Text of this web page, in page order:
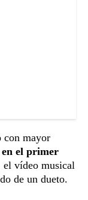
con mayor
en el primer
el vídeo musical
de un dueto.